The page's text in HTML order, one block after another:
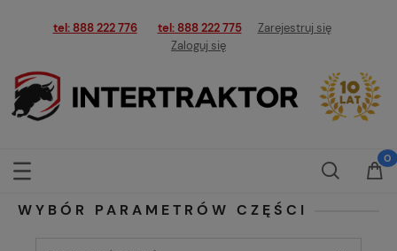
tel: 888 222 776 tel: 888 222 775
Zarejestruj się
Zaloguj się
WYBÓR PARAMETRÓW CZĘŚCI